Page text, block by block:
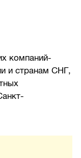
компаний-
и странам СНГ,